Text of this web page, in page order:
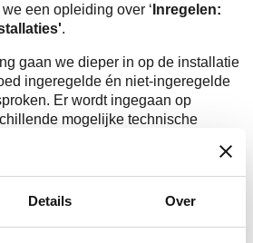
Details Over
een opleiding over ‘ Inregelen:
.
gaan we dieper in op de installatie
ingeregelde én niet-ingeregelde
Er wordt ingegaan op
mogelijke technische
installaties. Dit alles in combinatie
voorbeelden, toepassingen
, General Manager van Hysopt,